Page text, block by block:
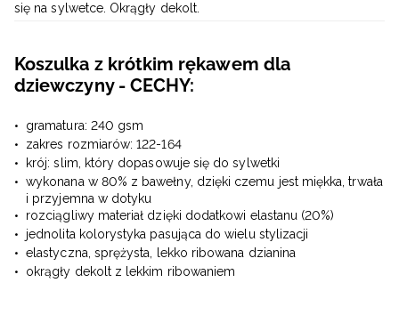
się na sylwetce. Okrągły dekolt.
Koszulka z krótkim rękawem dla
dziewczyny - CECHY:
gramatura: 240 gsm
zakres rozmiarów: 122-164
krój: slim, który dopasowuje się do sylwetki
wykonana w 80% z bawełny, dzięki czemu jest miękka, trwała
i przyjemna w dotyku
rozciągliwy materiał dzięki dodatkowi elastanu (20%)
jednolita kolorystyka pasująca do wielu stylizacji
elastyczna, sprężysta, lekko ribowana dzianina
okrągły dekolt z lekkim ribowaniem